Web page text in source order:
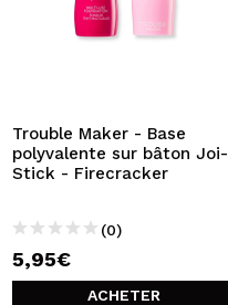
Trouble Maker - Base
polyvalente sur bâton Joi-
Stick - Firecracker
(0)
5,95€
ACHETER